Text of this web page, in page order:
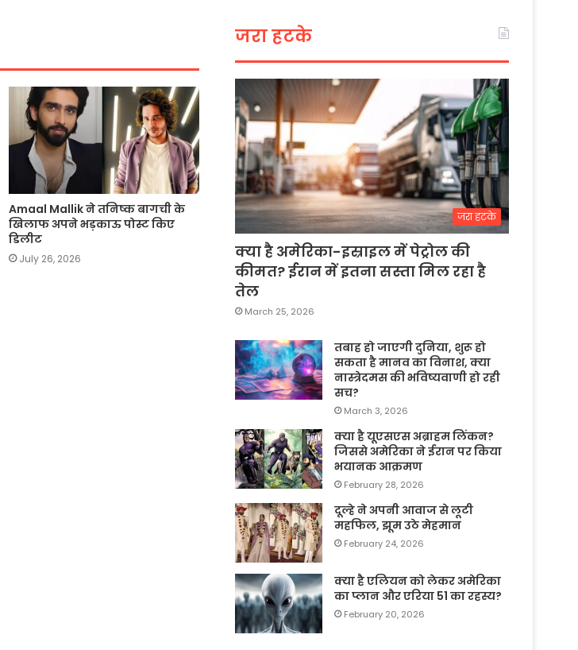
Amaal Mallik ने तनिष्क बागची के
खिलाफ अपने भड़काऊ पोस्ट किए
डिलीट
July 26, 2026
जरा हटके
जरा हटके
क्या है अमेरिका-इस्राइल में पेट्रोल की
कीमत? ईरान में इतना सस्ता मिल रहा है
तेल
March 25, 2026
तबाह हो जाएगी दुनिया, शुरू हो
सकता है मानव का विनाश, क्या
नास्त्रेदमस की भविष्यवाणी हो रही
सच?
March 3, 2026
क्या है यूएसएस अब्राहम लिंकन?
जिससे अमेरिका ने ईरान पर किया
भयानक आक्रमण
February 28, 2026
दूल्हे ने अपनी आवाज से लूटी
महफिल, झूम उठे मेहमान
February 24, 2026
क्या है एलियन को लेकर अमेरिका
का प्लान और एरिया 51 का रहस्य?
February 20, 2026